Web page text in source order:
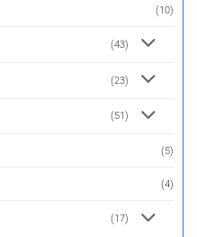
(10)
(43)
(23)
(51)
(5)
(4)
(17)